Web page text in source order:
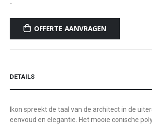
-
OFFERTE AANVRAGEN
DETAILS
Ikon spreekt de taal van de architect in de
eenvoud en elegantie. Het mooie conische